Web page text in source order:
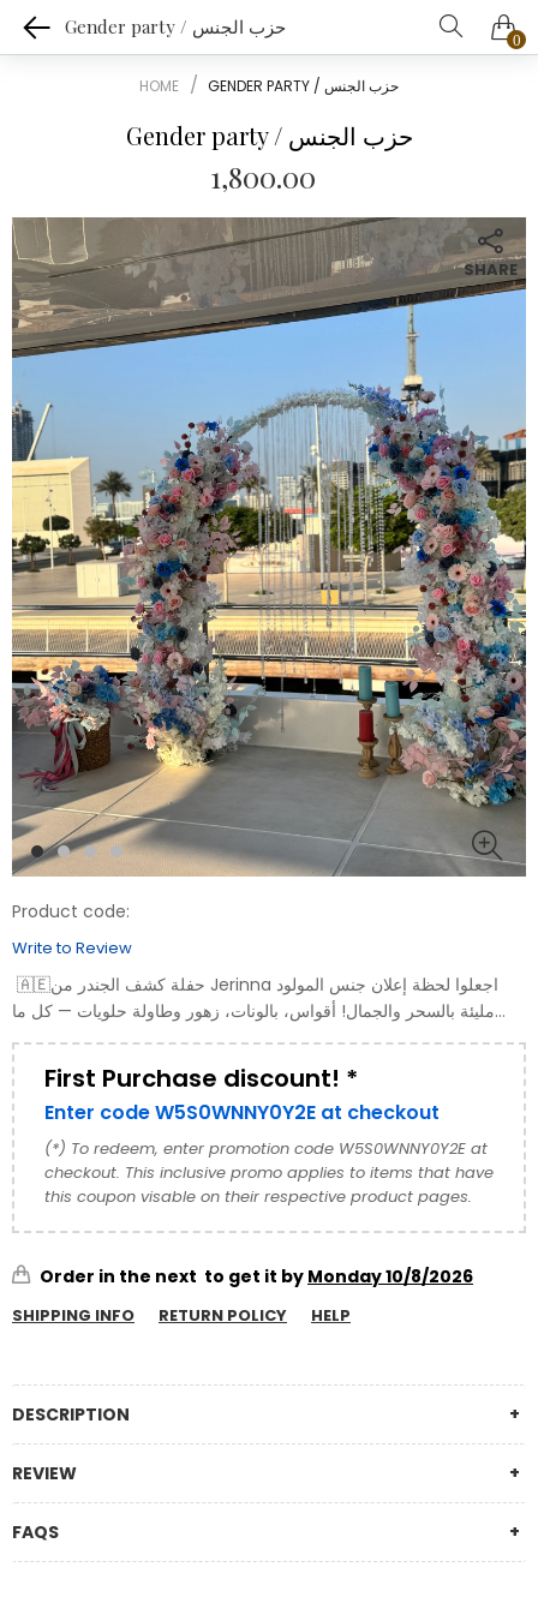
Gender party / حزب الجنس
0
HOME GENDER PARTY / حزب الجنس
Gender party / حزب الجنس
1,800.00
SHARE
Product code:
Write to Review
🇦🇪حفلة كشف الجندر من Jerinna اجعلوا لحظة إعلان جنس المولود
مليئة بالسحر والجمال! أقواس، بالونات، زهور وطاولة حلويات — كل ما
تحتاجونه للاحتفال المثالي. 💗 تصميم خاص بألوان الوردي والأزرق...
First Purchase discount! *
Enter code W5S0WNNY0Y2E at checkout
(*) To redeem, enter promotion code W5S0WNNY0Y2E at
checkout. This inclusive promo applies to items that have
this coupon visable on their respective product pages.
Order in the next to get it by Monday 10/8/2026
SHIPPING INFO RETURN POLICY HELP
DESCRIPTION
REVIEW
FAQS